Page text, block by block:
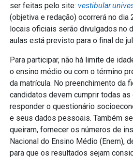
ser feitas pelo site:
(objetiva e redação) ocorrerá no dia
locais oficiais serão divulgados no
aulas está previsto para o final de
Para participar, não há limite de
o ensino médio ou com o término
da matrícula. No preenchimento da
candidatos devem cumprir todas
responder o questionário
e seus dados pessoais. Também
queiram, fornecer os números de
Nacional do Ensino Médio (Enem),
para que os resultados sejam